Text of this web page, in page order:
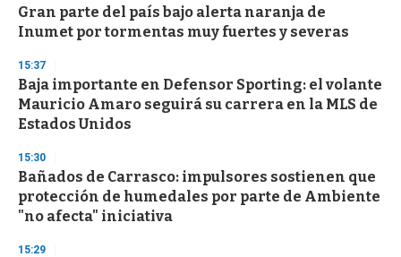
Gran parte del país bajo alerta naranja de
Inumet por tormentas muy fuertes y severas
15:37
Baja importante en Defensor Sporting: el volante
Mauricio Amaro seguirá su carrera en la MLS de
Estados Unidos
15:30
Bañados de Carrasco: impulsores sostienen que
protección de humedales por parte de Ambiente
"no afecta" iniciativa
15:29